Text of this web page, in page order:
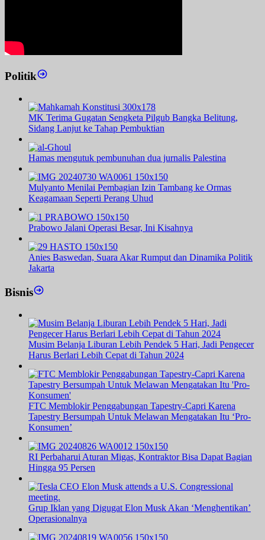
Politik
MK Terima Gugatan Sengketa Pilgub Bangka Belitung,
Sidang Lanjut ke Tahap Pembuktian
Hamas mengutuk pembunuhan dua jurnalis Palestina
Mulyanto Menilai Pembagian Izin Tambang ke Ormas
Keagamaan Seperti Perang Uhud
Prabowo Jalani Operasi Besar, Ini Kisahnya
Anies Baswedan, Suara Akar Rumput dan Dinamika Politik
Jakarta
Bisnis
Musim Belanja Liburan Lebih Pendek 5 Hari, Jadi Pengecer
Harus Berlari Lebih Cepat di Tahun 2024
FTC Memblokir Penggabungan Tapestry-Capri Karena
Tapestry Bersumpah Untuk Melawan Mengatakan Itu ‘Pro-
Konsumen’
RI Perbaharui Aturan Migas, Kontraktor Bisa Dapat Bagian
Hingga 95 Persen
Grup Iklan yang Digugat Elon Musk Akan ‘Menghentikan’
Operasionalnya